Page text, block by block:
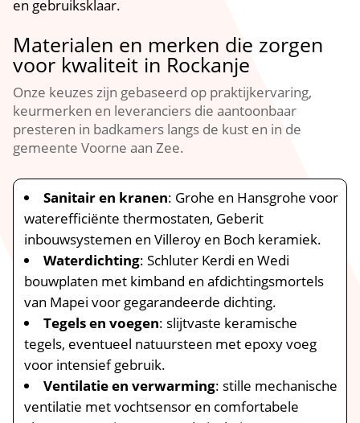
en gebruiksklaar.​
Materialen en merken die zorgen
voor kwaliteit in Rockanje
Onze keuzes zijn gebaseerd op praktijkervaring,
keurmerken en leveranciers die aantoonbaar
presteren in badkamers langs de kust en in de
gemeente Voorne aan Zee.​
Sanitair en kranen: Grohe en Hansgrohe voor
waterefficiënte thermostaten, Geberit
inbouwsystemen en Villeroy en Boch keramiek.​
Waterdichting: Schluter Kerdi en Wedi
bouwplaten met kimband en afdichtingsmortels
van Mapei voor gegarandeerde dichting.​
Tegels en voegen: slijtvaste keramische
tegels, eventueel natuursteen met epoxy voeg
voor intensief gebruik.​
Ventilatie en verwarming: stille mechanische
ventilatie met vochtsensor en comfortabele